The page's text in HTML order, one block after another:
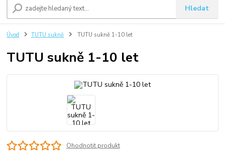
Hledat
Úvod TUTU sukně TUTU sukně 1-10 let
TUTU sukně 1-10 let
Ohodnotit produkt